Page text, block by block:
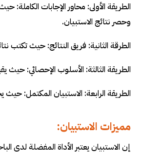
الطريقة الأولى: محاور الإجابات
وحصر نتائج الاستبيان.
الطرقة الثانية: فريق النتائج: حيث تكتب
الطريقة الثالثة: الأسلوب الإحصائي: حيث
الطريقة الرابعة: الاستبيان المكتمل:
مميزات الاستبيان:
إن الاستبيان يعتبر الأداة المفضلة لدى